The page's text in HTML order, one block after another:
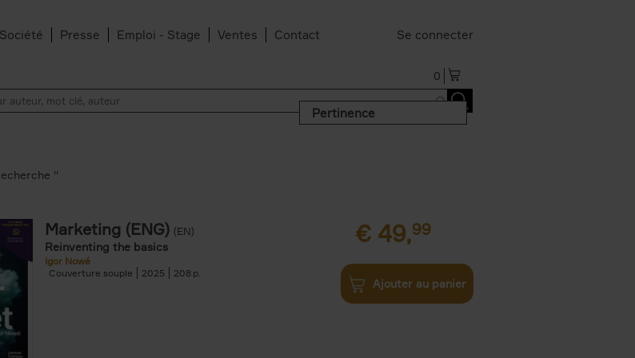
Société Presse Emploi - Stage Ventes Contact Se connecter
0
Pertinence
''
Marketing (ENG) (EN)
Reinventing the basics
Igor Nowé
Couverture souple
2025 208
€ 49,99
Ajouter au panier